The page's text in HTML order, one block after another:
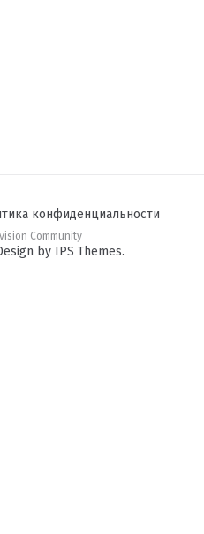
конфиденциальности
Community
by IPS Themes.